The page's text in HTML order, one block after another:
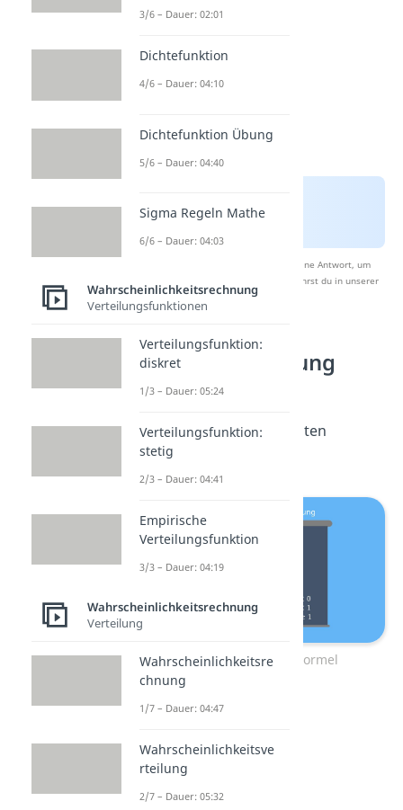
Nach Beantwortung speichern wir deine Antwort, um
Studyflix zu verbessern. Mehr dazu erfährst du in unserer
Datenschutzerklärung
Bernoulli Verteilung
Formel
Hier siehst du die wichtigsten
Formeln im Überblick:
Bernoulli Verteilung Formel
3/6 – Dauer: 02:01
Dichtefunktion
4/6 – Dauer: 04:10
Dichtefunktion Übung
5/6 – Dauer: 04:40
Sigma Regeln Mathe
6/6 – Dauer: 04:03
Wahrscheinlichkeitsrechnung
Verteilungsfunktionen
Verteilungsfunktion:
diskret
1/3 – Dauer: 05:24
Verteilungsfunktion:
stetig
2/3 – Dauer: 04:41
Empirische
Verteilungsfunktion
3/3 – Dauer: 04:19
Wahrscheinlichkeitsrechnung
Verteilung
Wahrscheinlichkeitsre
chnung
1/7 – Dauer: 04:47
Wahrscheinlichkeitsve
rteilung
2/7 – Dauer: 05:32